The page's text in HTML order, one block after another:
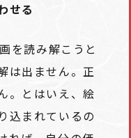
せる
を読み解こうと
は出ません。正
。とはいえ、絵
込まれているの